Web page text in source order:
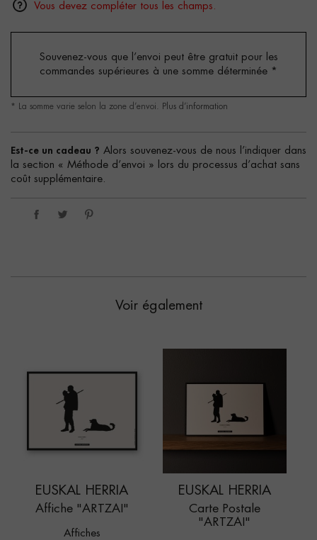
Vous devez compléter tous les champs.
Souvenez-vous que l’envoi peut être gratuit pour les
commandes supérieures à une somme déterminée *
* La somme varie selon la zone d’envoi. Plus d’information
Est-ce un cadeau ? Alors souvenez-vous de nous l’indiquer dans
la section « Méthode d’envoi » lors du processus d’achat sans
coût supplémentaire.
Voir également
EUSKAL HERRIA
Affiche "ARTZAI"
Affiches
EUSKAL HERRIA
Carte Postale
"ARTZAI"